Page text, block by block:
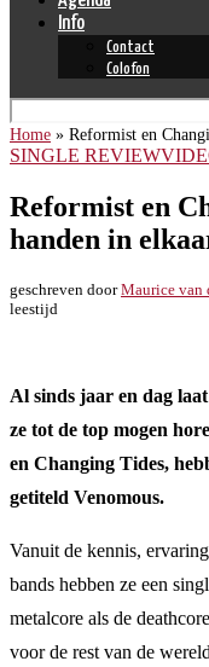
Info
Contact
Colofon
Home » Reformist en
SINGLE REVIEW
Reformist en
handen in
geschreven doorMaurice van
leestijd
Al sinds jaar en dag
ze tot de top mogen
en Changing Tides,
getiteld Venomous.
Vanuit de kennis,
bands hebben ze een
metalcore als de
voor de rest van de